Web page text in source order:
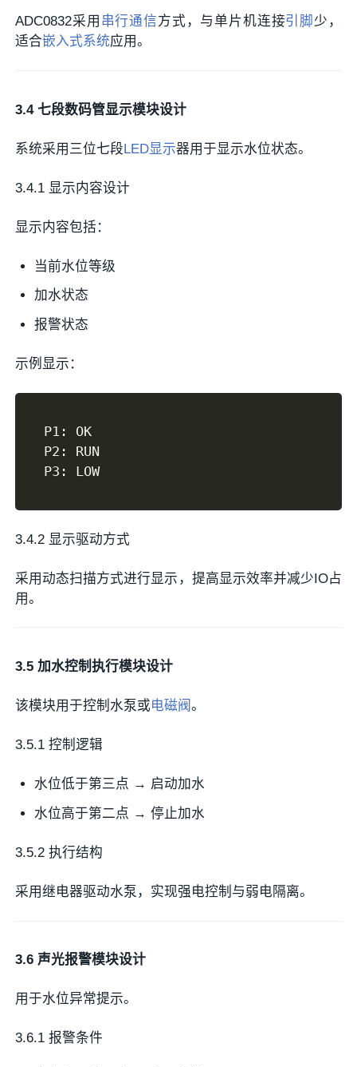
ADC0832采用 串行通信方式，与单片机连接引脚少，
适合嵌入式系统应用。
3.4 七段数码管显示模块设计
系统采用三位七段LED显示器用于显示水位状态。
3.4.1 显示内容设计
显示内容包括：
当前水位等级
加水状态
报警状态
示例显示：
P1 :
OK
P2 :
RUN
P3 : LOW
3.4.2 显示驱动方式
采用动态扫描方式进行显示，提高显示效率并减少IO占
用。
3.5 加水控制执行模块设计
该模块用于控制水泵或电磁阀。
3.5.1 控制逻辑
水位低于第三点 → 启动加水
水位高于第二点 → 停止加水
3.5.2 执行结构
采用继电器驱动水泵，实现强电控制与弱电隔离。
3.6 声光报警模块设计
用于水位异常提示。
3.6.1 报警条件